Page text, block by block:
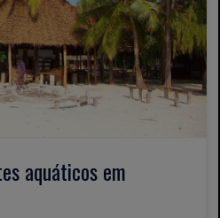
aquáticos em